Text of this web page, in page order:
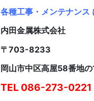
各種工事・メンテナンス
内田金属株式会社
〒703-8233
岡山市中区高屋58番地の
TEL 086-273-0221